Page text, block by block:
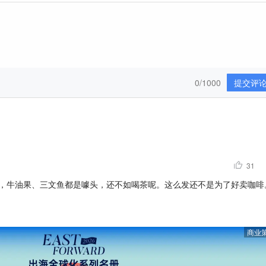
提交评
0/1000
31
牛油果、三文鱼都是噱头，还不如喝茶呢。这么发还不是为了好卖咖啡
商业